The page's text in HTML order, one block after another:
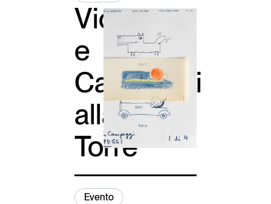
Vico
e
Campeggi
alla
Torre
Evento